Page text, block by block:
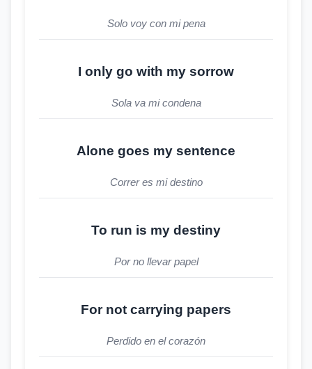
Solo voy con mi pena
I only go with my sorrow
Sola va mi condena
Alone goes my sentence
Correr es mi destino
To run is my destiny
Por no llevar papel
For not carrying papers
Perdido en el corazón